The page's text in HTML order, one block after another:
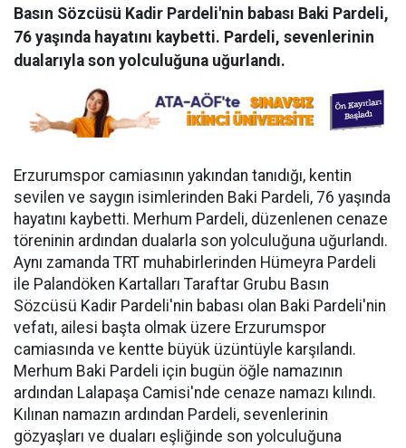
Basın Sözcüsü Kadir Pardeli'nin babası Baki Pardeli,
76 yaşında hayatını kaybetti. Pardeli, sevenlerinin
dualarıyla son yolculuğuna uğurlandı.
Erzurumspor camiasının yakından tanıdığı, kentin
sevilen ve saygın isimlerinden Baki Pardeli, 76 yaşında
hayatını kaybetti. Merhum Pardeli, düzenlenen cenaze
töreninin ardından dualarla son yolculuğuna uğurlandı.
Aynı zamanda TRT muhabirlerinden Hümeyra Pardeli
ile Palandöken Kartalları Taraftar Grubu Basın
Sözcüsü Kadir Pardeli'nin babası olan Baki Pardeli'nin
vefatı, ailesi başta olmak üzere Erzurumspor
camiasında ve kentte büyük üzüntüyle karşılandı.
Merhum Baki Pardeli için bugün öğle namazının
ardından Lalapaşa Camisi'nde cenaze namazı kılındı.
Kılınan namazın ardından Pardeli, sevenlerinin
gözyaşları ve duaları eşliğinde son yolculuğuna